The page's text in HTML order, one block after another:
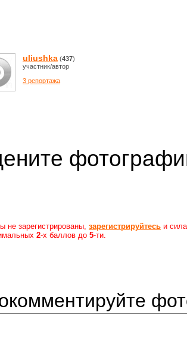
uliushka (437)
участник/автор
3 репортажа
не зарегистрированы, зарегистрируйтесь и
2-х баллов до 5-ти.